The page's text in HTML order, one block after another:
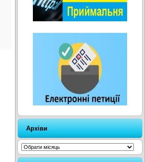
Архіви
Архіви